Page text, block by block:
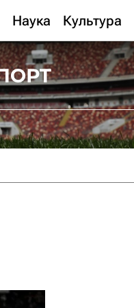
Наука Культура